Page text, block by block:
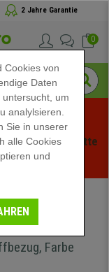
2 Jahre Garantie
0
Exklusive Rabatte
-
Farbe
Cookies von
Daten
um
analylsieren.
Sie in unserer
alle Cookies
und